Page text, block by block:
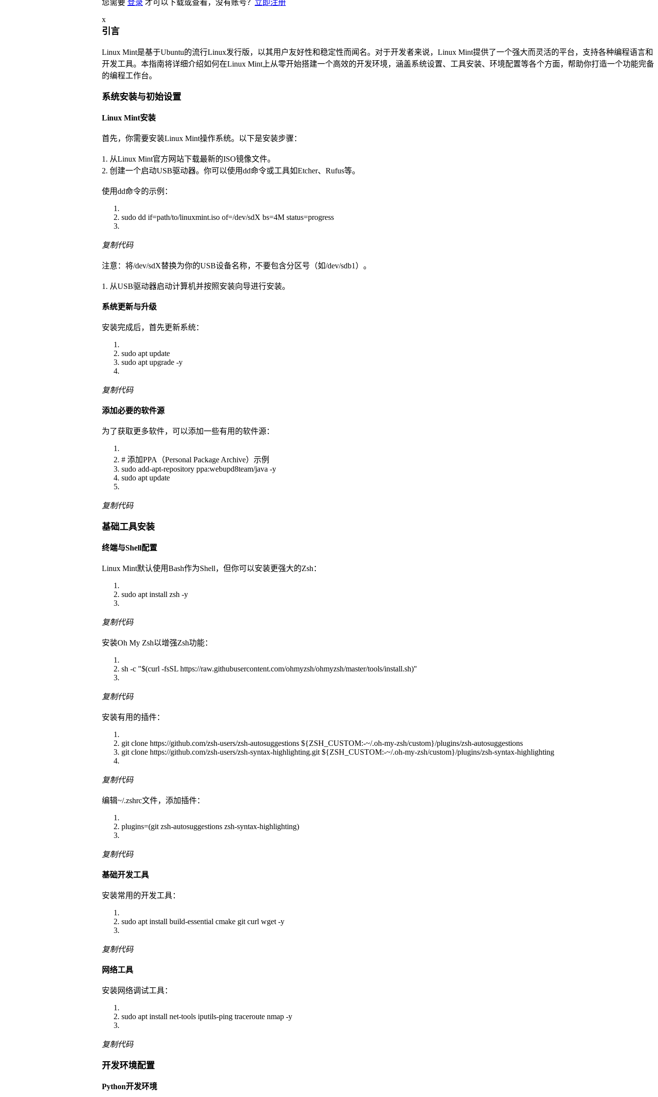
您需要 登录 才可以下载或查看，没有账号？ 立即注册
x
引言
Linux Mint是基于Ubuntu的流行Linux发行版，以其用户友好性和稳定性而闻名。对于开发者来说，Linux Mint提供了一个强大而灵活的平台，支持各种编程语言和
开发工具。本指南将详细介绍如何在Linux Mint上从零开始搭建一个高效的开发环境，涵盖系统设置、工具安装、环境配置等各个方面，帮助你打造一个功能完备
的编程工作台。
系统安装与初始设置
Linux Mint安装
首先，你需要安装Linux Mint操作系统。以下是安装步骤：
1. 从Linux Mint官方网站下载最新的ISO镜像文件。
2. 创建一个启动USB驱动器。你可以使用dd命令或工具如Etcher、Rufus等。
使用dd命令的示例：
sudo dd if=path/to/linuxmint.iso of=/dev/sdX bs=4M status=progress
复制代码
注意：将/dev/sdX替换为你的USB设备名称，不要包含分区号（如/dev/sdb1）。
1. 从USB驱动器启动计算机并按照安装向导进行安装。
系统更新与升级
安装完成后，首先更新系统：
sudo apt update
sudo apt upgrade -y
复制代码
添加必要的软件源
为了获取更多软件，可以添加一些有用的软件源：
# 添加PPA（Personal Package Archive）示例
sudo add-apt-repository ppa:webupd8team/java -y
sudo apt update
复制代码
基础工具安装
终端与Shell配置
Linux Mint默认使用Bash作为Shell，但你可以安装更强大的Zsh：
sudo apt install zsh -y
复制代码
安装Oh My Zsh以增强Zsh功能：
sh -c "$(curl -fsSL https://raw.githubusercontent.com/ohmyzsh/ohmyzsh/master/tools/install.sh)"
复制代码
安装有用的插件：
git clone https://github.com/zsh-users/zsh-autosuggestions ${ZSH_CUSTOM:-~/.oh-my-zsh/custom}/plugins/zsh-autosuggestions
git clone https://github.com/zsh-users/zsh-syntax-highlighting.git ${ZSH_CUSTOM:-~/.oh-my-zsh/custom}/plugins/zsh-syntax-highlighting
复制代码
编辑~/.zshrc文件，添加插件：
plugins=(git zsh-autosuggestions zsh-syntax-highlighting)
复制代码
基础开发工具
安装常用的开发工具：
sudo apt install build-essential cmake git curl wget -y
复制代码
网络工具
安装网络调试工具：
sudo apt install net-tools iputils-ping traceroute nmap -y
复制代码
开发环境配置
Python开发环境